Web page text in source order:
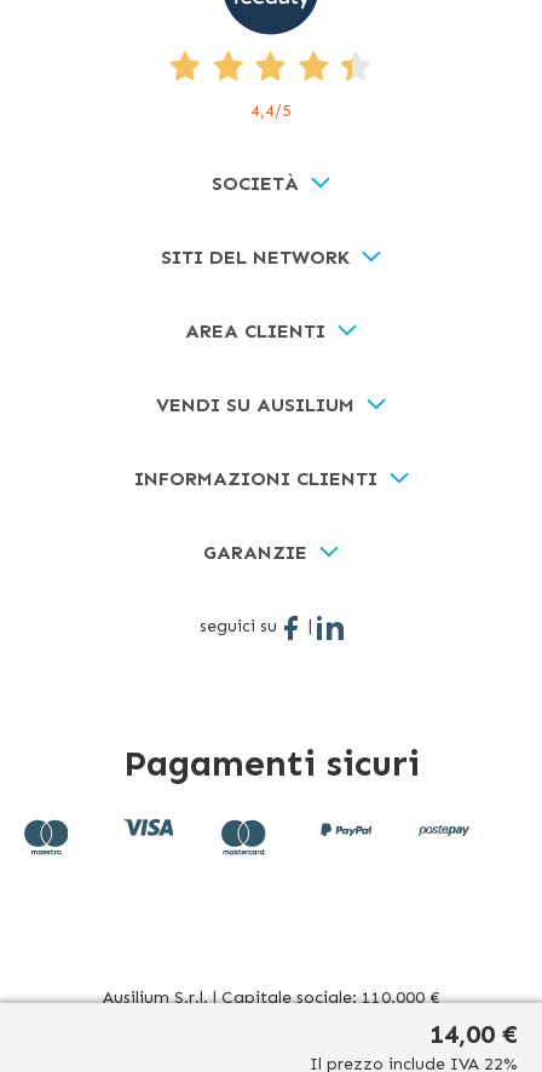
14,00 €
Il prezzo include IVA 22%
4,4/5
SOCIETÀ
SITI DEL NETWORK
AREA CLIENTI
VENDI SU AUSILIUM
INFORMAZIONI CLIENTI
GARANZIE
seguici su |
Pagamenti sicuri
Ausilium S.r.l. | Capitale sociale: 110.000 €
Sede operativa: Corso Novara 39 - 10078 Venaria Reale (TO)
Italia | Sede legale: Via Beato Sebastiano Valfrè, 16 - 10121